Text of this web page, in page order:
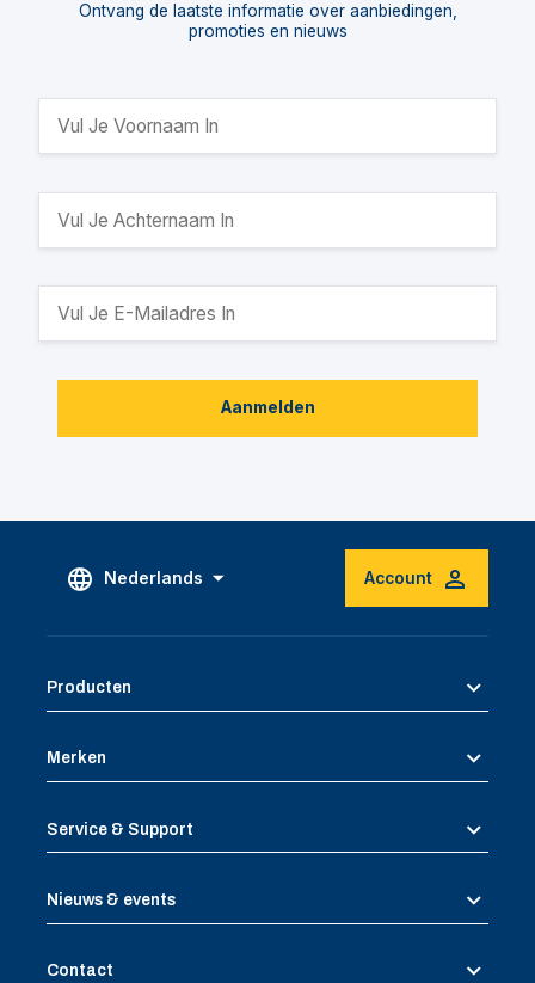
Ontvang de laatste informatie over aanbiedingen,
promoties en nieuws
Aanmelden
Nederlands Account
Producten
Merken
Service & Support
Nieuws & events
Contact